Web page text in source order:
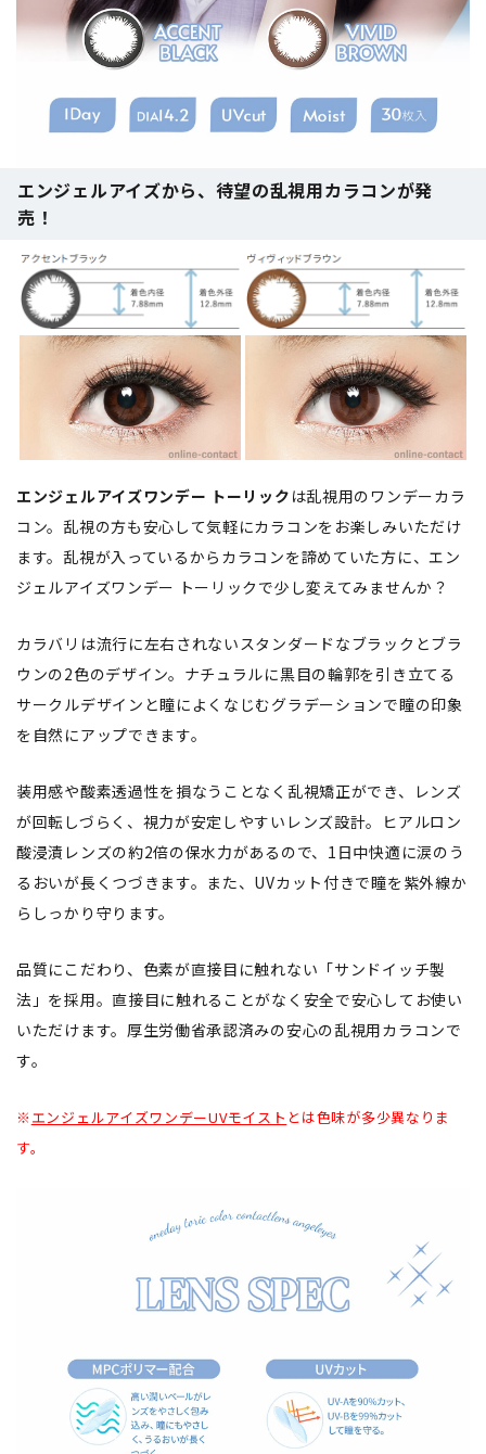
エンジェルアイズから、待望の乱視用カラコンが発
売！
エンジェルアイズワンデー トーリック は乱視用のワンデーカラ
コン。乱視の方も安心して気軽にカラコンをお楽しみいただけ
ます。乱視が入っているからカラコンを諦めていた方に、エン
ジェルアイズワンデー トーリックで少し変えてみませんか？
カラバリは流行に左右されないスタンダードなブラックとブラ
ウンの2色のデザイン。ナチュラルに黒目の輪郭を引き立てる
サークルデザインと瞳によくなじむグラデーションで瞳の印象
を自然にアップできます。
装用感や酸素透過性を損なうことなく乱視矯正ができ、レンズ
が回転しづらく、視力が安定しやすいレンズ設計。ヒアルロン
酸浸漬レンズの約2倍の保水力があるので、1日中快適に涙のう
るおいが長くつづきます。また、UVカット付きで瞳を紫外線か
らしっかり守ります。
品質にこだわり、色素が直接目に触れない「サンドイッチ製
法」を採用。直接目に触れることがなく安全で安心してお使い
いただけます。厚生労働省承認済みの安心の乱視用カラコンで
す。
※ エンジェルアイズワンデーUVモイスト とは色味が多少異なりま
す。